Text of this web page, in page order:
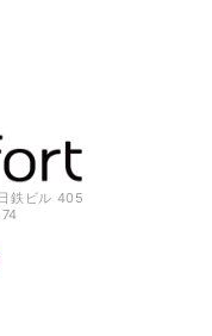
鉄ビル 405